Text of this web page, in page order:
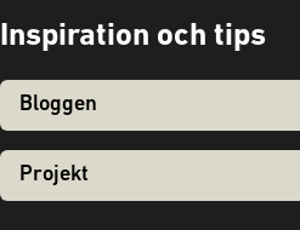
Inspiration och tips
Bloggen
Projekt